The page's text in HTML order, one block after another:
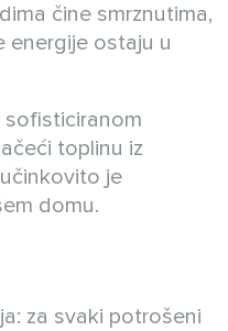
čine smrznutima,
energije ostaju u
sofisticiranom
toplinu iz
je
domu.
za svaki potrošeni